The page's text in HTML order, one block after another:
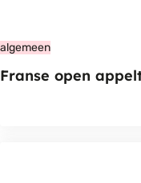
algemeen
Franse open